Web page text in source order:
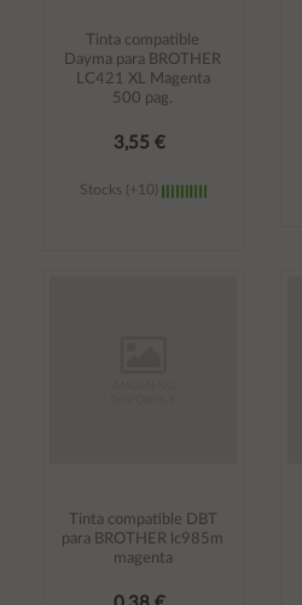
Tinta compatible
Dayma para BROTHER
LC421 XL Magenta
500 pag.
3,55 €
Stocks (+10)
Tinta compatible DBT
para BROTHER lc985m
magenta